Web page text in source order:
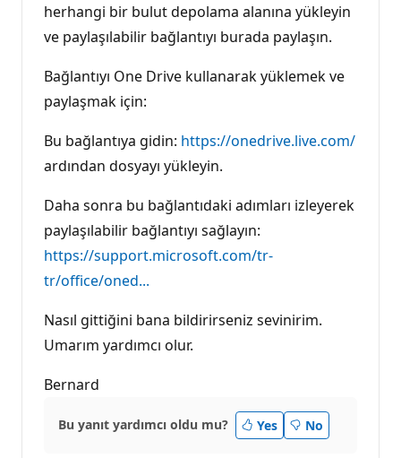
herhangi bir bulut depolama alanına yükleyin
ve paylaşılabilir bağlantıyı burada paylaşın.
Bağlantıyı One Drive kullanarak yüklemek ve
paylaşmak için:
Bu bağlantıya gidin: https://onedrive.live.com/
ardından dosyayı yükleyin.
Daha sonra bu bağlantıdaki adımları izleyerek
paylaşılabilir bağlantıyı sağlayın:
https://support.microsoft.com/tr-
tr/office/oned...
Nasıl gittiğini bana bildirirseniz sevinirim.
Umarım yardımcı olur.
Bernard
Bu yanıt yardımcı oldu mu? Yes No